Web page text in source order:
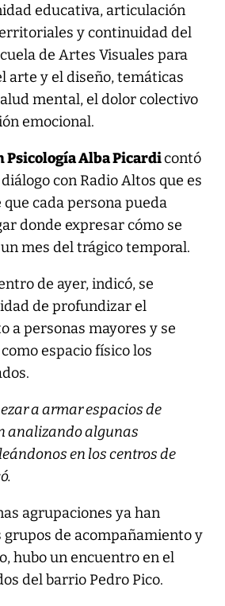
educativa, articulación
y continuidad del
de Artes Visuales para
arte y el diseño, temáticas
mental, el dolor colectivo
emocional.
Psicología Alba Picardicontó
con Radio Altos que es
cada persona pueda
donde expresar cómo se
mes del trágico temporal.
de ayer, indicó, se
de profundizar el
a personas mayores y se
espacio físico los
a armar espacios de
analizando algunas
en los centros de
agrupaciones ya han
de acompañamiento y
hubo un encuentro en el
del barrio Pedro Pico.